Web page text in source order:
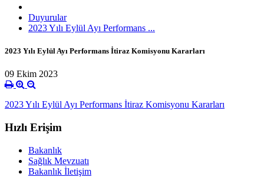
Duyurular
2023 Yılı Eylül Ayı Performans ...
2023 Yılı Eylül Ayı Performans İtiraz Komisyonu Kararları
09 Ekim 2023
2023 Yılı Eylül Ayı Performans İtiraz Komisyonu Kararları
Hızlı Erişim
Bakanlık
Sağlık Mevzuatı
Bakanlık İletişim